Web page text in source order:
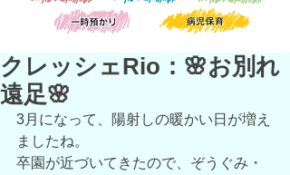
クレッシェRio：🌸お別れ
遠足🌸
3月になって、陽射しの暖かい日が増え
ましたね。
卒園が近づいてきたので、ぞうぐみ・